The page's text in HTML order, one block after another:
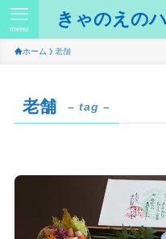
きゃのえの
menu
ホーム 老舗
老舗 – tag –